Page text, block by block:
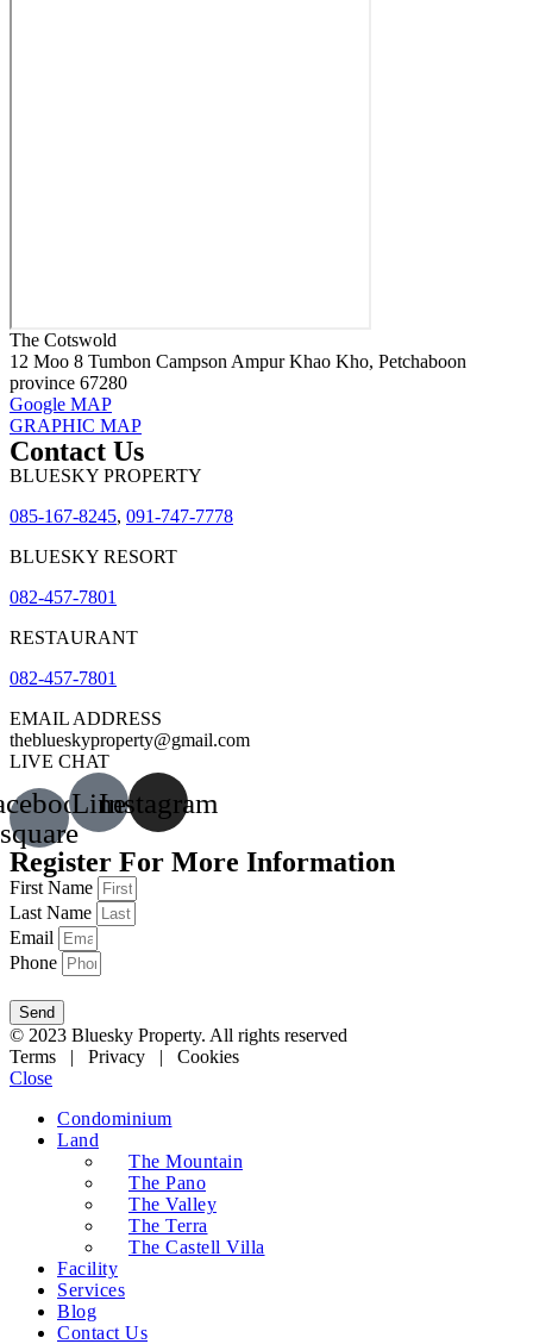
The Cotswold
12 Moo 8 Tumbon Campson Ampur Khao Kho, Petchaboon
province 67280
Google MAP
GRAPHIC MAP
Contact Us
BLUESKY PROPERTY
085-167-8245, 091-747-7778
BLUESKY RESORT
082-457-7801
RESTAURANT
082-457-7801
EMAIL ADDRESS
theblueskyproperty@gmail.com
LIVE CHAT
square
LineInstagram
Register For More Information
First Name
Last Name
Email
Phone
Send
© 2023 Bluesky Property. All rights reserved
Terms | Privacy | Cookies
Close
Condominium
Land
The Mountain
The Pano
The Valley
The Terra
The Castell Villa
Facility
Services
Blog
Contact Us